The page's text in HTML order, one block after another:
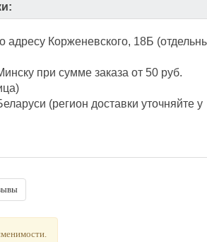
адресу Корженевского, 18Б
при сумме заказа от 50 руб.
(регион доставки уточняйте у